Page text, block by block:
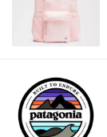
回购指数：0
cream